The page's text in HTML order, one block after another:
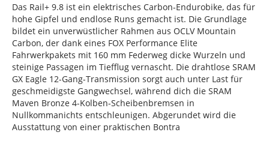
Das Rail+ 9.8 ist ein elektrisches Carbon-Endurobike, das für
hohe Gipfel und endlose Runs gemacht ist. Die Grundlage
bildet ein unverwüstlicher Rahmen aus OCLV Mountain
Carbon, der dank eines FOX Performance Elite
Fahrwerkpakets mit 160 mm Federweg dicke Wurzeln und
steinige Passagen im Tiefflug vernascht. Die drahtlose SRAM
GX Eagle 12-Gang-Transmission sorgt auch unter Last für
geschmeidigste Gangwechsel, während dich die SRAM
Maven Bronze 4-Kolben-Scheibenbremsen in
Nullkommanichts entschleunigen. Abgerundet wird die
Ausstattung von einer praktischen Bontra